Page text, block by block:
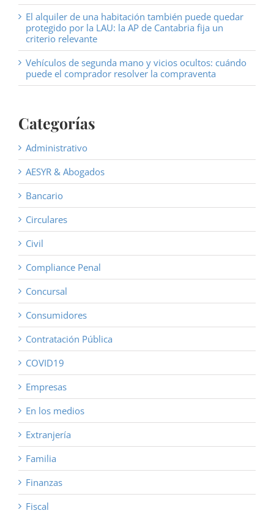
El alquiler de una habitación también puede quedar
protegido por la LAU: la AP de Cantabria fija un
criterio relevante
Vehículos de segunda mano y vicios ocultos: cuándo
puede el comprador resolver la compraventa
Categorías
Administrativo
AESYR & Abogados
Bancario
Circulares
Civil
Compliance Penal
Concursal
Consumidores
Contratación Pública
COVID19
Empresas
En los medios
Extranjería
Familia
Finanzas
Fiscal